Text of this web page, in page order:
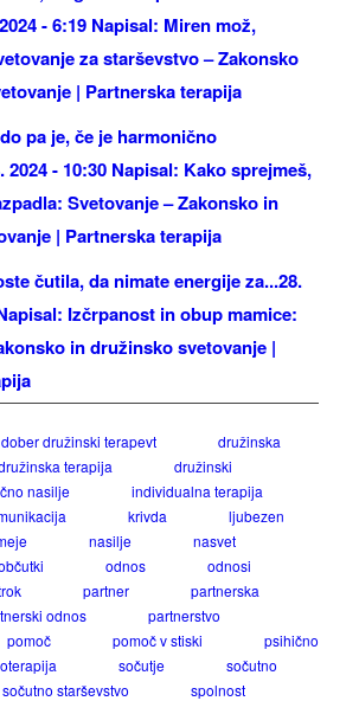
- 6:19 Napisal: Miren mož,
za starševstvo – Zakonsko
| Partnerska terapija
pa je, če je harmonično
2024 - 10:30 Napisal: Kako sprejmeš,
Svetovanje – Zakonsko in
| Partnerska terapija
čutila, da nimate energije za...28.
Izčrpanost in obup mamice:
in družinsko svetovanje |
dober družinski terapevt
družinska
terapija
družinski
nasilje
individualna terapija
krivda
ljubezen
nasilje
nasvet
odnos
odnosi
partner
partnerska
odnos
partnerstvo
pomoč pomoč v stiski
psihično
sočutje
sočutno
sočutno starševstvo
spolnost